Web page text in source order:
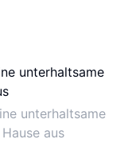
unterhaltsame
aus